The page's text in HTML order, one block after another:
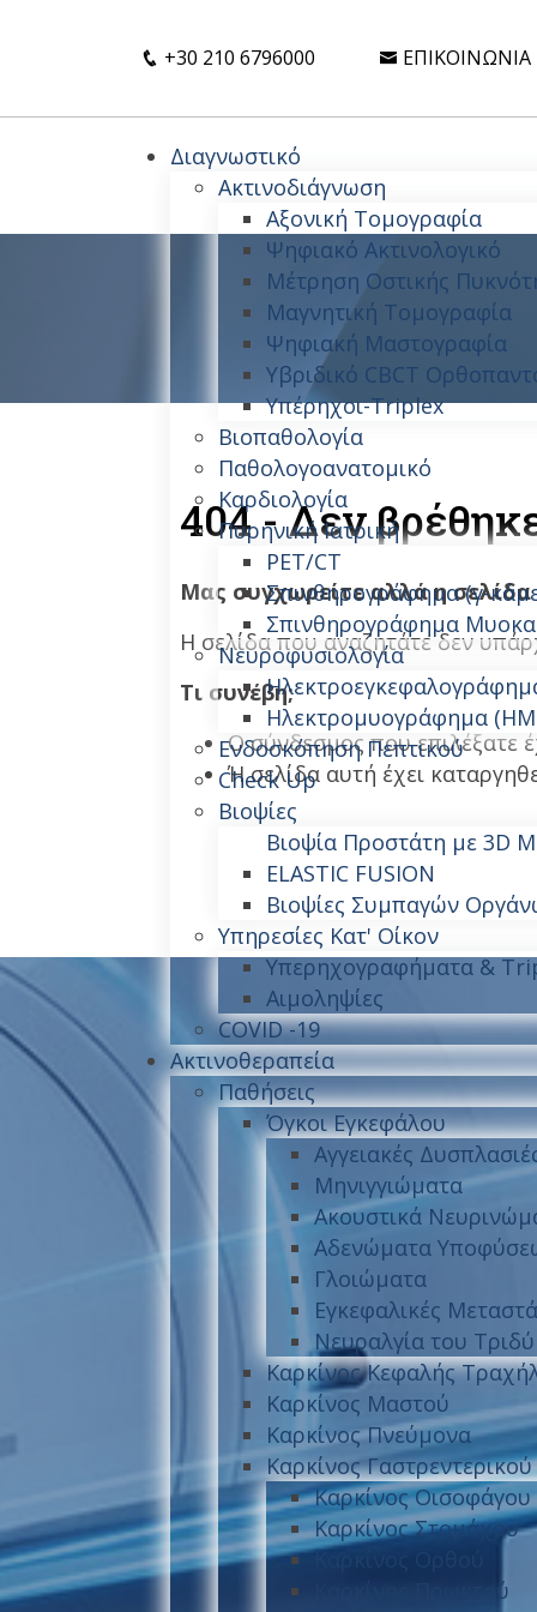
+30 210 6796000 ΕΠΙΚΟΙΝΩΝΊΑ
Διαγνωστικό
Ακτινοδιάγνωση
Αξονική Τομογραφία
Ψηφιακό Ακτινολογικό
Μέτρηση Οστικής
Μαγνητική Τομογραφία
Ψηφιακή Μαστογραφία
Υβριδικό CBCT
Υπέρηχοι-Triplex
Βιοπαθολογία
Παθολογοανατομικό
Καρδιολογία
Πυρηνική Ιατρική
PET/CT
Σπινθηρογράφημα (γ-
Σπινθηρογράφημα
Νευροφυσιολογία
Ηλεκτρομυογράφημα
Ενδοσκόπηση Πεπτικού
Check Up
Βιοψίες
Βιοψία Προστάτη με 3D
ELASTIC FUSION
Βιοψίες Συμπαγών
Υπηρεσίες Κατ' Οίκον
Υπερηχογραφήματα &
Αιμοληψίες
COVID -19
Ακτινοθεραπεία
Παθήσεις
Όγκοι Εγκεφάλου
Αγγειακές
Μηνιγγιώματα
Ακουστικά
Αδενώματα
Γλοιώματα
Εγκεφαλικές
Νευραλγία του
Καρκίνος Κεφαλής
Καρκίνος Μαστού
Καρκίνος Πνεύμονα
Καρκίνος Γαστρεντερικού
Καρκίνος Οισοφάγου
Καρκίνος Στομάχου
Καρκίνος Ορθού
Καρκίνος Πρωκτού
404 - Δεν
Μας συγχωρείτε αλλά η σελίδα
Η σελίδα που αναζητάτε δεν
Τι συνέβη;
O σύνδεσμος που επιλέξατε
Ή σελίδα αυτή έχει